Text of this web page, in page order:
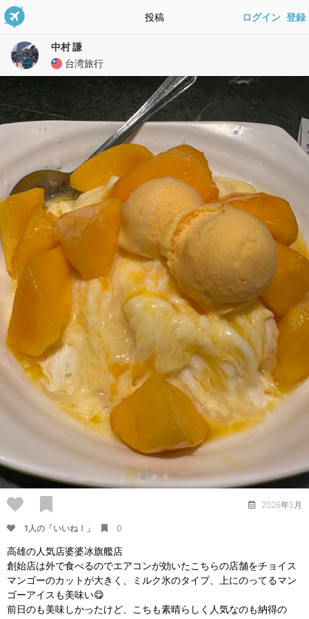
投稿 ログイン 登録
中村 謙
台湾旅行
2026年5月
1人の「いいね！」 0
高雄の人気店婆婆冰旗艦店
創始店は外で食べるのでエアコンが効いたこちらの店舗をチョイス
マンゴーのカットが大きく、ミルク氷のタイプ、上にのってるマン
ゴーアイスも美味い😋
前日のも美味しかったけど、こちも素晴らしく人気なのも納得の